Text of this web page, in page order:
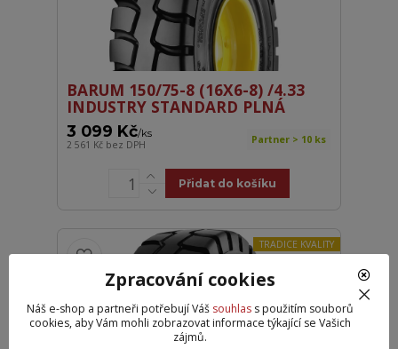
BARUM 150/75-8 (16X6-8) /4.33
INDUSTRY STANDARD PLNÁ
3 099 Kč/ks
2 561 Kč bez DPH Partner > 10 ks
Přidat do košíku
TRADICE KVALITY
Zpracování cookies
Náš e-shop a partneři potřebují Váš souhlass použitím souborů
cookies, aby Vám mohli zobrazovat informace týkající se Vašich
zájmů.